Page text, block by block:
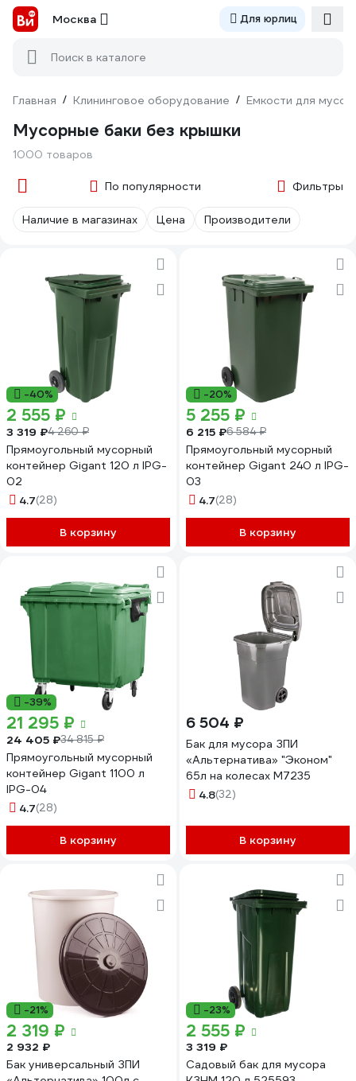
Москва Для юрлиц
Поиск в каталоге
Главная / Клининговое оборудование / Емкости для
Мусорные баки без крышки
1000 товаров
По популярности Фильтры
Наличие в магазинах Цена Производители
-40%
2 555 ₽
3 319 ₽4 260 ₽
Прямоугольный мусорный
контейнер Gigant 120 л IPG-
02
4.7(28)
В корзину
-20%
5 255 ₽
6 215 ₽6 584 ₽
Прямоугольный мусорный
контейнер Gigant 240 л IPG-
03
4.7(28)
В корзину
-39%
21 295 ₽
24 405 ₽34 815 ₽
Прямоугольный мусорный
контейнер Gigant 1100 л
IPG-04
4.7(28)
В корзину
6 504 ₽
Бак для мусора ЗПИ
«Альтернатива» "Эконом"
65л на колесах М7235
4.8(32)
В корзину
-21%
2 319 ₽
2 932 ₽
Бак универсальный ЗПИ
-23%
2 555 ₽
3 319 ₽
Садовый бак для мусора